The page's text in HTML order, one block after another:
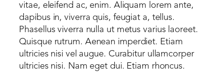
vitae, eleifend ac, enim. Aliquam lorem ante,
dapibus in, viverra quis, feugiat a, tellus.
Phasellus viverra nulla ut metus varius laoreet.
Quisque rutrum. Aenean imperdiet. Etiam
ultricies nisi vel augue. Curabitur ullamcorper
ultricies nisi. Nam eget dui. Etiam rhoncus.